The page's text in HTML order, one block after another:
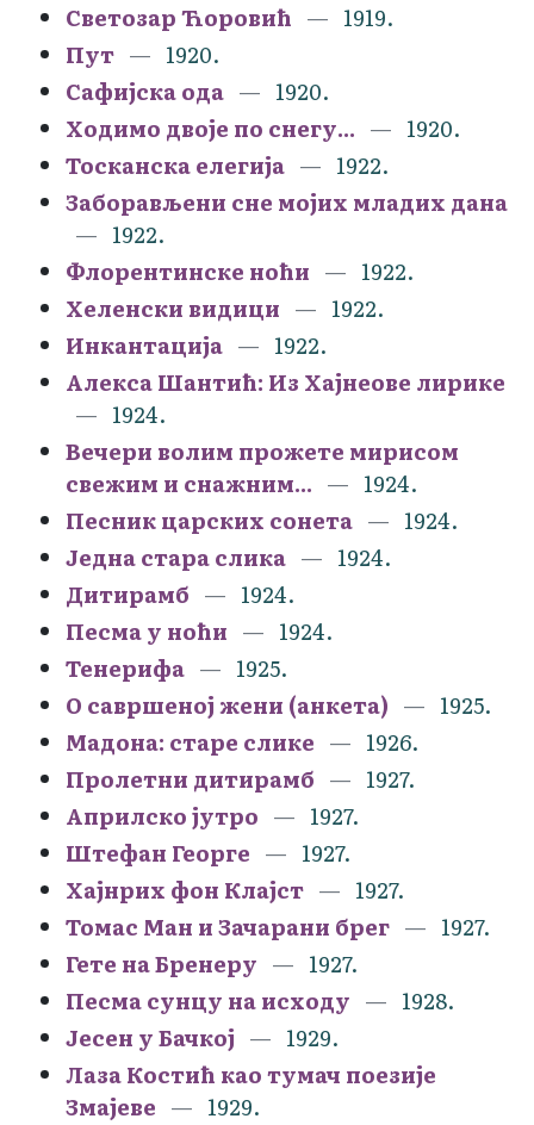
Светозар Ћоровић
1919.
Пут
1920.
Сафијска ода
1920.
Ходимо двоје по снегу...
1920.
Тосканска елегија
1922.
Заборављени сне мојих младих дана
1922.
Флорентинске ноћи
1922.
Хеленски видици
1922.
Инкантација
1922.
Алекса Шантић: Из Хајнеове лирике
1924.
Вечери волим прожете мирисом
свежим и снажним...
1924.
Песник царских сонета
1924.
Једна стара слика
1924.
Дитирамб
1924.
Песма у ноћи
1924.
Тенерифа
1925.
О савршеној жени (анкета)
1925.
Мадона: старе слике
1926.
Пролетни дитирамб
1927.
Априлско јутро
1927.
Штефан Георге
1927.
Хајнрих фон Клајст
1927.
Томас Ман и Зачарани брег
1927.
Гете на Бренеру
1927.
Песма сунцу на исходу
1928.
Јесен у Бачкој
1929.
Лаза Костић као тумач поезије
Змајеве
1929.